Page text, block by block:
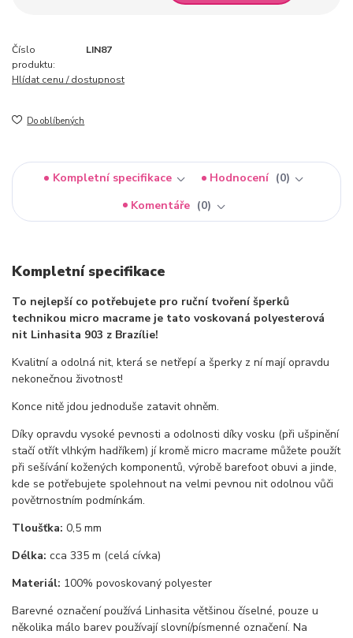
Číslo
produktu:
LIN87
Hlídat cenu / dostupnost
Do oblíbených
Kompletní specifikace Hodnocení
0
Komentáře
0
Kompletní specifikace
To nejlepší co potřebujete pro ruční tvoření šperků
technikou micro macrame je tato voskovaná polyesterová
nit Linhasita 903 z Brazílie!
Kvalitní a odolná nit, která se netřepí a šperky z ní mají opravdu
nekonečnou životnost!
Konce nitě jdou jednoduše zatavit ohněm.
Díky opravdu vysoké pevnosti a odolnosti díky vosku (při ušpinění
stačí otřít vlhkým hadříkem) jí kromě micro macrame můžete použít
při sešívání kožených komponentů, výrobě barefoot obuvi a jinde,
kde se potřebujete spolehnout na velmi pevnou nit odolnou vůči
povětrnostním podmínkám.
Tloušťka: 0,5 mm
Délka: cca 335 m (celá cívka)
Materiál: 100% povoskovaný polyester
Barevné označení používá Linhasita většinou číselné, pouze u
několika málo barev používají slovní/písmenné označení. Na